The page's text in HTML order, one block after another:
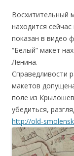
Восхитительный
находится
показан в видео
“Белый” макет
Ленина.
Справедливости
макетов
поле из
убедиться,
http://old-